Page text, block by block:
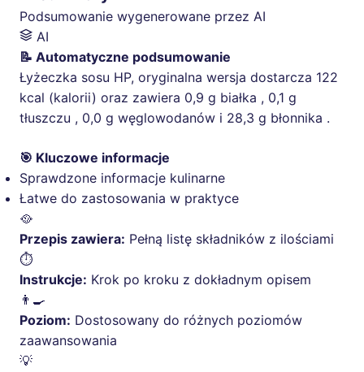
Podsumowanie wygenerowane przez AI
AI
📝 Automatyczne podsumowanie
Łyżeczka sosu HP, oryginalna wersja dostarcza 122
kcal (kalorii) oraz zawiera 0,9 g białka , 0,1 g
tłuszczu , 0,0 g węglowodanów i 28,3 g błonnika .
🎯 Kluczowe informacje
Sprawdzone informacje kulinarne
Łatwe do zastosowania w praktyce
🥘
Przepis zawiera: Pełną listę składników z ilościami
⏱️
Instrukcje: Krok po kroku z dokładnym opisem
👨‍🍳
Poziom: Dostosowany do różnych poziomów
zaawansowania
💡